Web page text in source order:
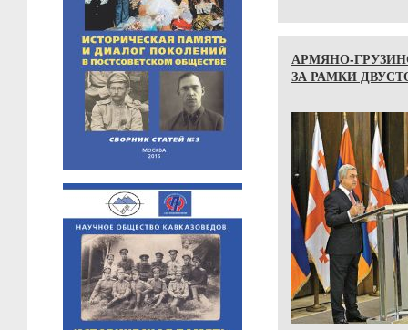
АРМЯНО-
ЗА РАМКИ